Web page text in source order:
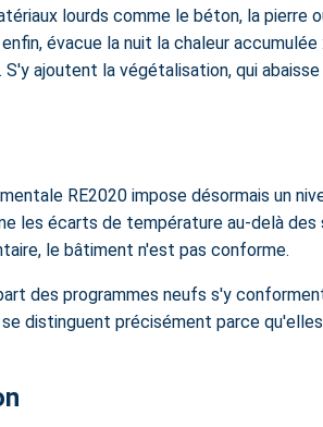
lourds comme le béton, la pierre
évacue la nuit la chaleur
ajoutent la végétalisation, qui
RE2020 impose désormais un
les écarts de température au-delà
le bâtiment n'est pas conforme.
des programmes neufs s'y
distinguent précisément parce